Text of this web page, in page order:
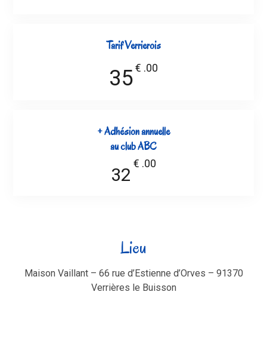
Tarif Verrierois
35€ .00
+ Adhésion annuelle
au club ABC
32
€ .00
Lieu
Maison Vaillant – 66 rue d’Estienne d’Orves – 91370
Verrières le Buisson